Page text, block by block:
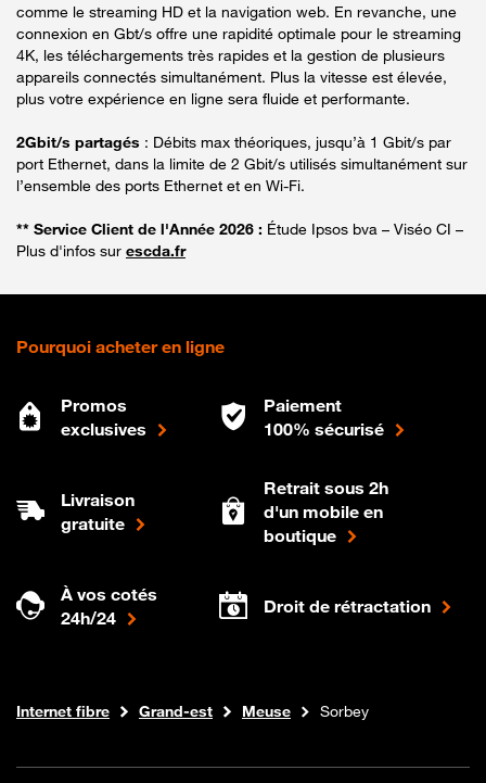
comme le streaming HD et la navigation web. En revanche, une
connexion en Gbt/s offre une rapidité optimale pour le streaming
4K, les téléchargements très rapides et la gestion de plusieurs
appareils connectés simultanément. Plus la vitesse est élevée,
plus votre expérience en ligne sera fluide et performante.
2Gbit/s partagés : Débits max théoriques, jusqu’à 1 Gbit/s par
port Ethernet, dans la limite de 2 Gbit/s utilisés simultanément sur
l’ensemble des ports Ethernet et en Wi-Fi.
** Service Client de l'Année 2026 : Étude Ipsos bva – Viséo CI –
Plus d'infos sur escda.fr
Pourquoi acheter en ligne
Promos
exclusives
Paiement
100% sécurisé
Livraison
gratuite
Retrait sous 2h
d'un mobile en
boutique
À vos cotés
24h/24
Droit de rétractation
Boutique Orange
Internet fibre Grand-est Meuse Sorbey